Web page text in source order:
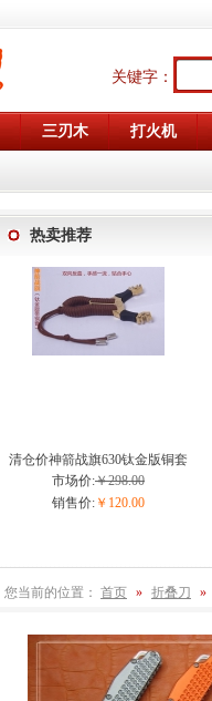
关键字：
三刃木 打火机
热卖推荐
清仓价神箭战旗630钛金版铜套
弓眼反曲球卡六股弹弓
市场价:￥298.00
销售价: ￥120.00
您当前的位置： 首页 » 折叠刀 »